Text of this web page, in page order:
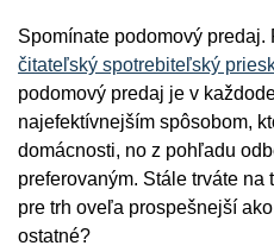
Spomínate podomový
čitateľský spotrebiteľský
podomový predaj je v
najefektívnejším spôsobom,
domácnosti, no z pohľadu
preferovaným. Stále trváte
pre trh oveľa prospešnejší
ostatné?